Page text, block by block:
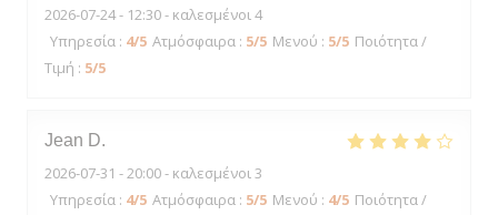
2026-07-24- 12:30 - καλεσμένοι 4
Υπηρεσία : 4/5 Ατμόσφαιρα : 5/5 Μενού : 5/5 Ποιότητα /
Τιμή : 5/5
Jean D
2026-07-31 - 20:00 - καλεσμένοι 3
Υπηρεσία : 4/5 Ατμόσφαιρα : 5/5 Μενού : 4/5 Ποιότητα /